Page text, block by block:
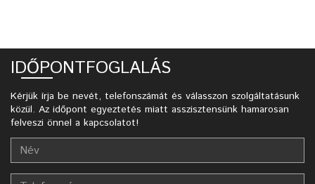
IDŐPONTFOGLALÁS
Kérjük írja be nevét, telefonszámát és válasszon szolgáltatásunk
közül. Az időpont egyeztetés miatt asszisztensünk hamarosan
felveszi önnel a kapcsolatot!